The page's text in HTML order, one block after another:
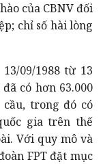
của CBNV đối
chỉ số hài lòng
09/1988 từ 13
có hơn 63.000
trong đó có
gia trên thế
Với quy mô và
FPT đặt mục